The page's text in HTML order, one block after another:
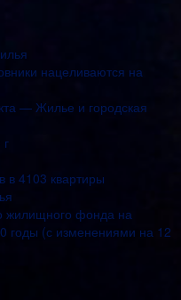
нацеливаются на
— Жилье и городская
в 4103 квартиры
жилищного фонда на
годы (с изменениями на 12